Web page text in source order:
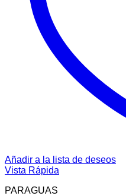
Añadir a la lista de deseos
Vista Rápida
PARAGUAS